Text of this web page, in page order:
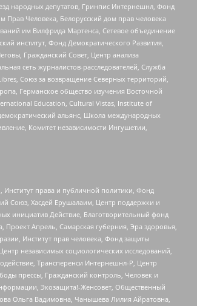
народных депутатов, Гринпис Интернешнл, Фонд
Человека, Белорусский дом прав человека
им Вилфрида Мартенса, Сетевое объединение
институт, Фонд Демократического Развития,
Гражданский Совет, Центр анализа
сеть журналистов-расследователей, Служба
Союз за возвращение Северных территорий,
Германское общество изучения Восточной
Education, Cultural Vistas, Institute of
альянс, Школа международных
Комитет независимости Ингушетии,
права и публичной политики, Фонд
Союз, Хасдей Ерушалаим, Центр поддержки и
инициатив Действие, Благотворительный фонд
Апрель, Самарская губерния, Эра здоровья,
Институт прав человека, Фонд защиты
независимых социологических исследований,
Трансперенси Интернешнл-Р, Центр
прессы, Гражданский контроль, Человек и
Экозащита!-Женсовет, Общественный
Ольга Вадимовна, Чанышева Лилия Айратовна,